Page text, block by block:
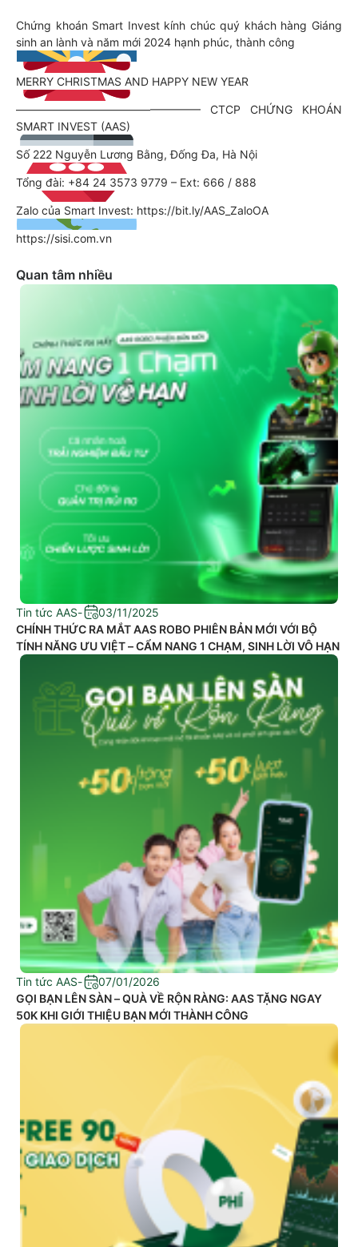
Chứng khoán Smart Invest kính chúc quý khách hàng Giáng
sinh an lành và năm mới 2024 hạnh phúc, thành công
MERRY CHRISTMAS AND HAPPY NEW YEAR
————————————————– CTCP CHỨNG KHOÁN
SMART INVEST (AAS)
Số 222 Nguyễn Lương Bằng, Đống Đa, Hà Nội
Tổng đài: +84 24 3573 9779 – Ext: 666 / 888
Zalo của Smart Invest: https://bit.ly/AAS_ZaloOA
https://sisi.com.vn
Quan tâm nhiều
Tin tức AAS-
03/11/2025
CHÍNH THỨC RA MẮT AAS ROBO PHIÊN BẢN MỚI VỚI BỘ
TÍNH NĂNG ƯU VIỆT – CẨM NANG 1 CHẠM, SINH LỜI VÔ HẠN
Tin tức AAS-
07/01/2026
GỌI BẠN LÊN SÀN – QUÀ VỀ RỘN RÀNG: AAS TẶNG NGAY
50K KHI GIỚI THIỆU BẠN MỚI THÀNH CÔNG